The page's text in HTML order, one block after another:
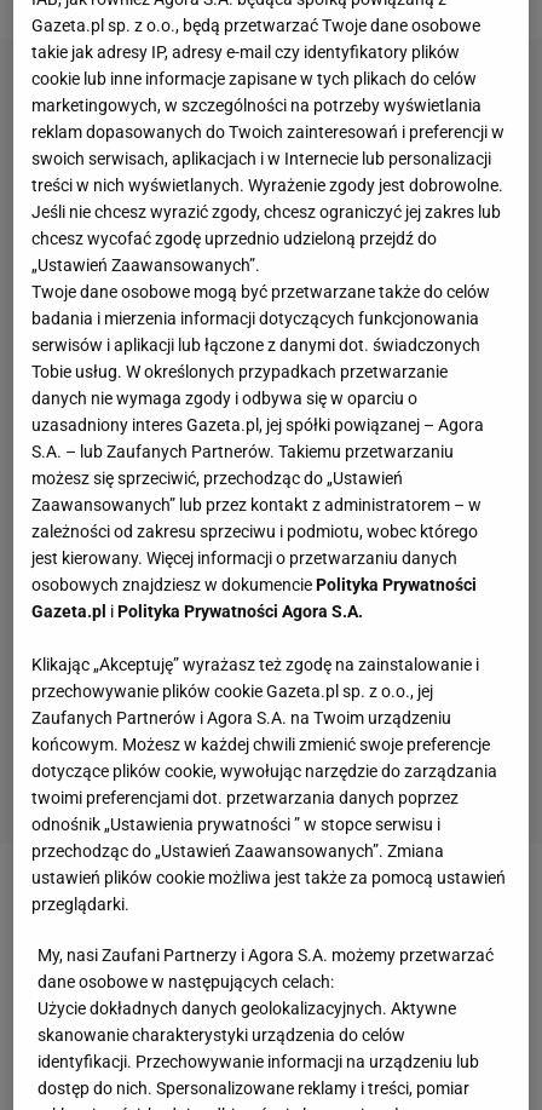
Zobacz wideo
Zacharowa o reakcji Ukrainy na decyzję MKOl
Narodowy Komitet OlimpijskiUkrainy(NKOl)
domaga się od władz MKOl ponownego rozpatrzenia
Gazeta.pl sp. z o.o., będą przetwarzać Twoje dane osobowe
takie jak adresy IP, adresy e-mail czy identyfikatory plików
cookie lub inne informacje zapisane w tych plikach do celów
marketingowych, w szczególności na potrzeby wyświetlania
reklam dopasowanych do Twoich zainteresowań i preferencji w
swoich serwisach, aplikacjach i w Internecie lub personalizacji
treści w nich wyświetlanych. Wyrażenie zgody jest dobrowolne.
Jeśli nie chcesz wyrazić zgody, chcesz ograniczyć jej zakres lub
chcesz wycofać zgodę uprzednio udzieloną przejdź do
„Ustawień Zaawansowanych”.
Twoje dane osobowe mogą być przetwarzane także do celów
badania i mierzenia informacji dotyczących funkcjonowania
serwisów i aplikacji lub łączone z danymi dot. świadczonych
Tobie usług. W określonych przypadkach przetwarzanie
danych nie wymaga zgody i odbywa się w oparciu o
uzasadniony interes Gazeta.pl, jej spółki powiązanej – Agora
S.A. – lub Zaufanych Partnerów. Takiemu przetwarzaniu
możesz się sprzeciwić, przechodząc do „Ustawień
Zaawansowanych” lub przez kontakt z administratorem – w
zależności od zakresu sprzeciwu i podmiotu, wobec którego
jest kierowany. Więcej informacji o przetwarzaniu danych
osobowych znajdziesz w dokumenciePolityka Prywatności
Gazeta.pl iPolityka Prywatności Agora S.A.
Klikając „Akceptuję” wyrażasz też zgodę na zainstalowanie i
przechowywanie plików cookie Gazeta.pl sp. z o.o., jej
Zaufanych Partnerów i Agora S.A. na Twoim urządzeniu
końcowym. Możesz w każdej chwili zmienić swoje preferencje
dotyczące plików cookie, wywołując narzędzie do zarządzania
twoimi preferencjami dot. przetwarzania danych poprzez
odnośnik „Ustawienia prywatności ” w stopce serwisu i
przechodząc do „Ustawień Zaawansowanych”. Zmiana
ustawień plików cookie możliwa jest także za pomocą ustawień
przeglądarki.
My, nasi Zaufani Partnerzy i Agora S.A. możemy przetwarzać
dane osobowe w następujących celach:
Użycie dokładnych danych geolokalizacyjnych. Aktywne
skanowanie charakterystyki urządzenia do celów
identyfikacji. Przechowywanie informacji na urządzeniu lub
dostęp do nich. Spersonalizowane reklamy i treści, pomiar